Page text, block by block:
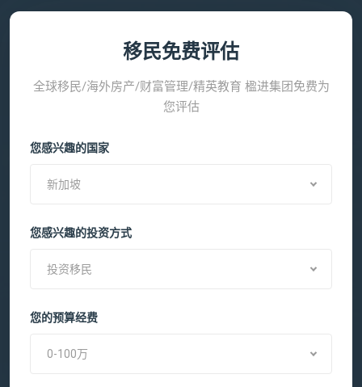
移民免费评估
全球移民/海外房产/财富管理/精英教育 楹进集团免费为
您评估
您感兴趣的国家
新加坡
您感兴趣的投资方式
投资移民
您的预算经费
0-100万